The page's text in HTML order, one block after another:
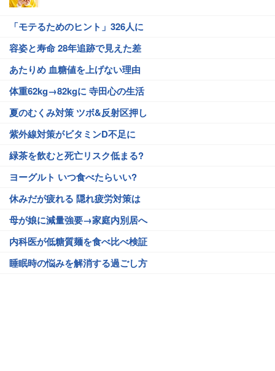
「モテるためのヒント」326人に
容姿と寿命 28年追跡で見えた差
あたりめ 血糖値を上げない理由
体重62kg→82kgに 寺田心の生活
夏のむくみ対策 ツボ&反射区押し
紫外線対策がビタミンD不足に
緑茶を飲むと死亡リスク低まる?
ヨーグルト いつ食べたらいい?
休みだが疲れる 隠れ疲労対策は
母が娘に減量強要→家庭内別居へ
内科医が低糖質麺を食べ比べ検証
睡眠時の悩みを解消する過ごし方